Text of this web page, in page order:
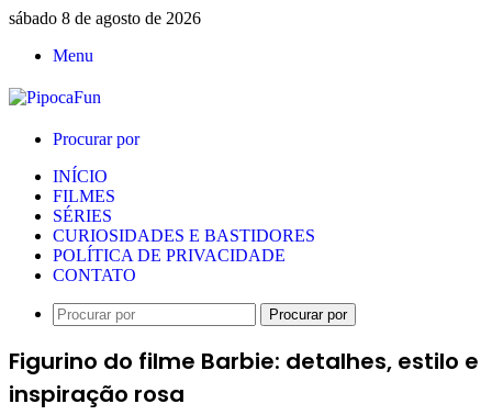
sábado 8 de agosto de 2026
Menu
Procurar por
INÍCIO
FILMES
SÉRIES
CURIOSIDADES E BASTIDORES
POLÍTICA DE PRIVACIDADE
CONTATO
Procurar por
Figurino do filme Barbie: detalhes, estilo e
inspiração rosa